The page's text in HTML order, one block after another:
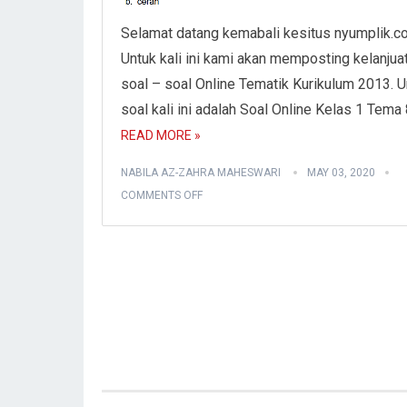
Selamat datang kemabali kesitus
Untuk kali ini kami akan memposting
soal – soal Online Tematik Kurikulum 2013.
soal kali ini adalah Soal Online Kelas 1 Tema
READ MORE »
NABILA AZ-ZAHRA MAHESWARI
MAY 03, 2020
COMMENTS OFF